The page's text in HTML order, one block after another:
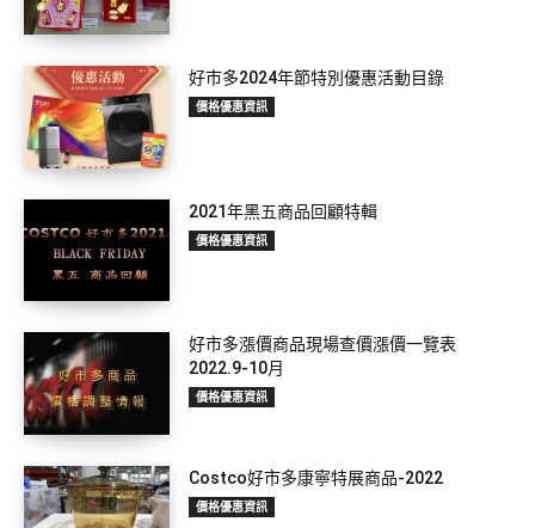
好市多2024年節特別優惠活動目錄
價格優惠資訊
2021年黑五商品回顧特輯
價格優惠資訊
好市多漲價商品現場查價漲價一覽表
2022.9-10月
價格優惠資訊
Costco好市多康寧特展商品-2022
價格優惠資訊